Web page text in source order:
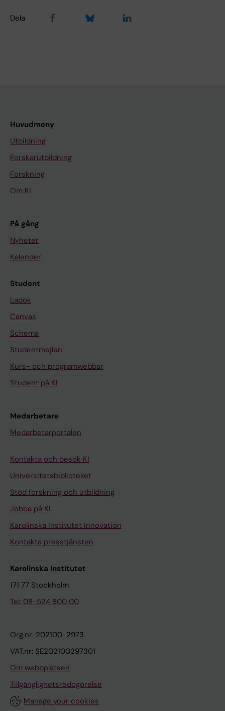
Dela
Huvudmeny
Utbildning
Forskarutbildning
Forskning
Om KI
På gång
Nyheter
Kalender
Student
Ladok
Canvas
Schema
Studentmejlen
Kurs- och programwebbar
Student på KI
Medarbetare
Medarbetarportalen
Kontakta och besök KI
Universitetsbiblioteket
Stöd forskning och utbildning
Jobba på KI
Karolinska Institutet Innovation
Kontakta presstjänsten
Karolinska Institutet
171 77 Stockholm
Tel: 08-524 800 00
Org.nr: 202100-2973
VAT.nr: SE202100297301
Om webbplatsen
Tillgänglighetsredogörelse
Manage your cookies